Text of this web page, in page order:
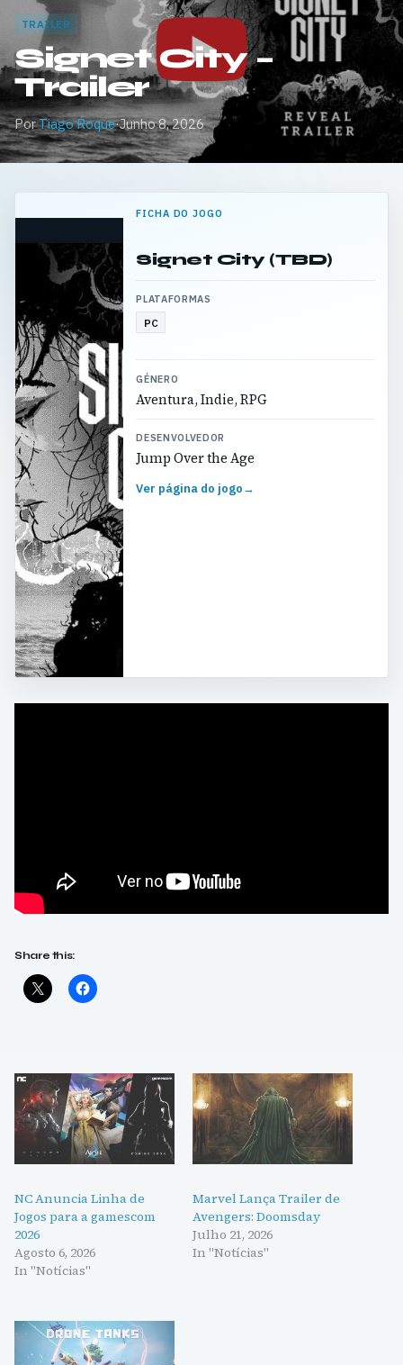
TRAILER
Signet City –
Trailer
PorTiago Roque·Junho 8, 2026
FICHA DO JOGO
Signet City (TBD)
PLATAFORMAS
PC
GÉNERO
Aventura, Indie, RPG
DESENVOLVEDOR
Jump Over the Age
Ver página do jogo→
Share this:
NC Anuncia Linha de
Jogos para a gamescom
2026
Agosto 6, 2026
In "Notícias"
Marvel Lança Trailer de
Avengers: Doomsday
Julho 21, 2026
In "Notícias"